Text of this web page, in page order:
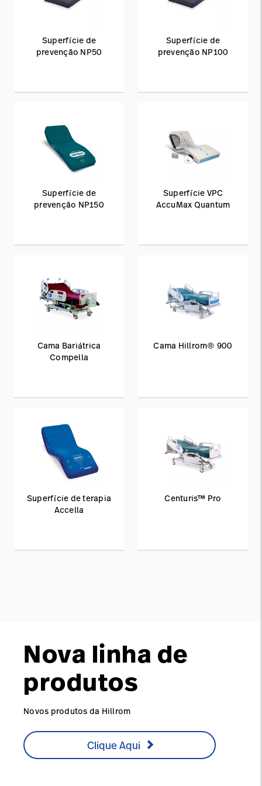
Superfície de
prevenção NP50
Superfície de
prevenção NP100
Superfície de
prevenção NP150
Superfície VPC
AccuMax Quantum
Cama Bariátrica
Compella
Cama Hillrom® 900
Superfície de terapia
Accella
Centuris™ Pro
Nova linha de
produtos
Novos produtos da Hillrom
Clique Aqui